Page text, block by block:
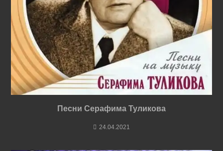
Песни Серафима Туликова
24.04.2021